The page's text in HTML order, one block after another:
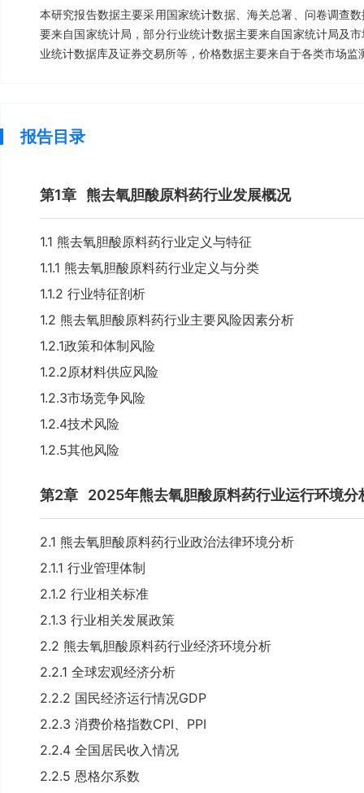
本研究报告数据主要采用国家统计数据、海关总署、问卷调查
要来自国家统计局，部分行业统计数据主要来自国家统计局及
业统计数据库及证券交易所等，价格数据主要来自于各类市场监
报告目录
第1章 熊去氧胆酸原料药行业发展概况
1.1 熊去氧胆酸原料药行业定义与特征
1.1.1 熊去氧胆酸原料药行业定义与分类
1.1.2 行业特征剖析
1.2 熊去氧胆酸原料药行业主要风险因素分析
1.2.1政策和体制风险
1.2.2原材料供应风险
1.2.3市场竞争风险
1.2.4技术风险
1.2.5其他风险
第2章 2025年熊去氧胆酸原料药行业运行环境分
2.1 熊去氧胆酸原料药行业政治法律环境分析
2.1.1 行业管理体制
2.1.2 行业相关标准
2.1.3 行业相关发展政策
2.2 熊去氧胆酸原料药行业经济环境分析
2.2.1 全球宏观经济分析
2.2.2 国民经济运行情况GDP
2.2.3 消费价格指数CPI、PPI
2.2.4 全国居民收入情况
2.2.5 恩格尔系数